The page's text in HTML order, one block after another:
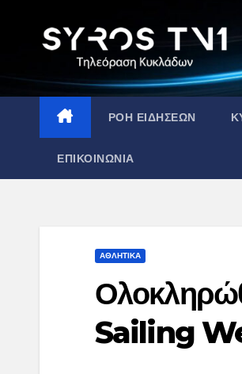
ΡΟΗ ΕΙΔΗΣΕΩΝ
ΕΠΙΚΟΙΝΩΝΙΑ
ΑΘΛΗΤΙΚΑ
Sailing